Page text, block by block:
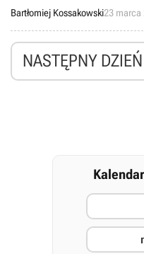
Internet – to tylko część
poznaliśmy podczas
Conference.
Bartłomiej Kossakowski23 marca
NASTĘPNY DZIEŃ